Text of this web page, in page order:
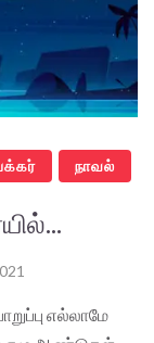
நாவல்
எல்லாமே